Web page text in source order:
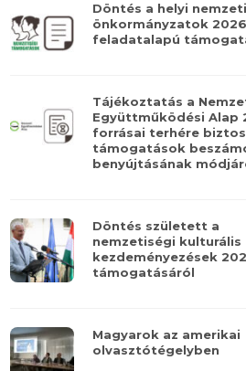
Döntés a helyi
önkormányzatok
feladatalapú
Tájékoztatás a
Együttműködési Alap
forrásai terhére
támogatások
benyújtásának
Döntés született a
nemzetiségi kulturális
kezdeményezések
támogatásáról
Magyarok az amerikai
olvasztótégelyben